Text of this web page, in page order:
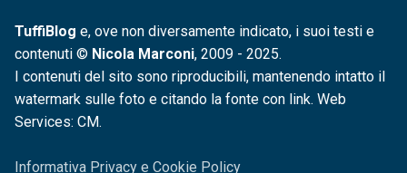
TuffiBlog e, ove non diversamente indicato, i suoi testi e
contenuti © Nicola Marconi, 2009 - 2025.
I contenuti del sito sono riproducibili, mantenendo intatto il
watermark sulle foto e citando la fonte con link. Web
Services: CM.
Informativa Privacy e Cookie Policy